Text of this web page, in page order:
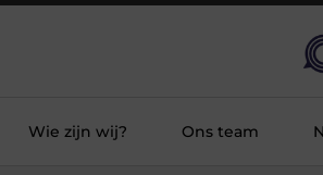
Wie zijn wij? Ons team